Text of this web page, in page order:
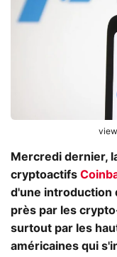
Mercredi dernier,
cryptoactifs
d'une introduction
près par les
surtout par les
américaines qui